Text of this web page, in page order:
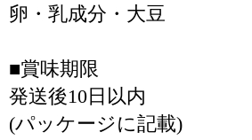
卵・乳成分・大豆
■賞味期限
発送後10日以内
(パッケージに記載)